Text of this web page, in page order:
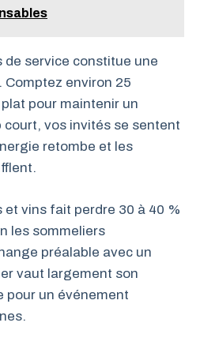
de service constitue une
Comptez environ 25
pour maintenir un
vos invités se sentent
retombe et les
et vins fait perdre 30 à 40 %
les sommeliers
préalable avec un
vaut largement son
pour un événement